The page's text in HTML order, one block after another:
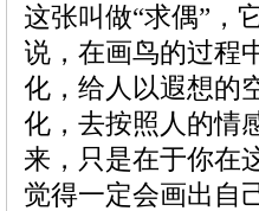
这张叫做“求偶”，
说，在画鸟的过程
化，给人以遐想的
化，去按照人的情
来，只是在于你在
觉得一定会画出自